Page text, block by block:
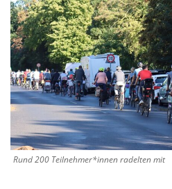
Rund 200 Teilnehmer*innen radelten mit